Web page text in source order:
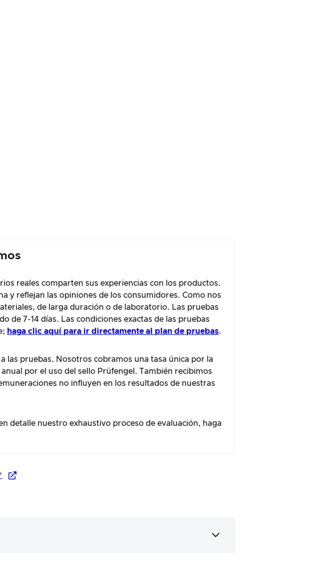
reales comparten sus experiencias con los productos.
y reflejan las opiniones de los consumidores. Como nos
de larga duración o de laboratorio. Las pruebas
de 7-14 días. Las condiciones exactas de las pruebas
haga clic aquí para ir directamente al plan de pruebas.
pruebas. Nosotros cobramos una tasa única por la
por el uso del sello Prüfengel. También recibimos
no influyen en los resultados de nuestras
detalle nuestro exhaustivo proceso de evaluación, haga